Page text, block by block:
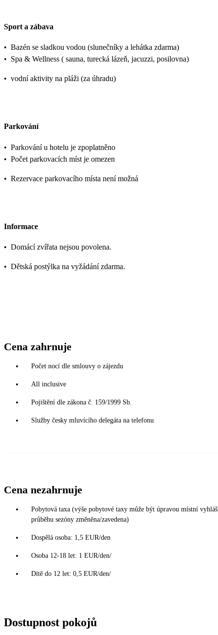
Sport a zábava
• Bazén se sladkou vodou (slunečníky a lehátka zdarma)
• Spa & Wellness ( sauna, turecká lázeň, jacuzzi, posilovna)
• vodní aktivity na pláži (za úhradu)
Parkování
• Parkování u hotelu je zpoplatněno
• Počet parkovacích míst je omezen
• Rezervace parkovacího místa není možná
Informace
• Domácí zvířata nejsou povolena.
• Dětská postýlka na vyžádání zdarma.
Cena zahrnuje
Počet nocí dle smlouvy o zájezdu
All inclusive
Pojištění dle zákona č. 159/1999 Sb.
Služby česky mluvícího delegáta na telefonu
Cena nezahrnuje
Pobytová taxa (výše pobytové taxy může být úpravou místní
průběhu sezóny změněna/zavedena)
Dospělá osoba: 1,5 EUR/den
Osoba 12-18 let: 1 EUR/den/
Dítě do 12 let: 0,5 EUR/den/
Dostupnost pokojů